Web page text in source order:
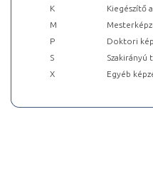
K
Kiegészítő
M
P
Doktori
S
Szakirányú
X
Egyéb